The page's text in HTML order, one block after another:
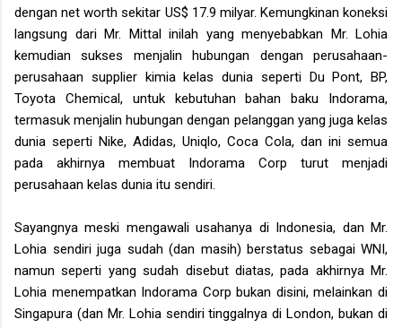
dengan net worth sekitar US$ 17.9 milyar. Kemungkinan koneksi
langsung dari Mr. Mittal inilah yang menyebabkan Mr. Lohia
kemudian sukses menjalin hubungan dengan perusahaan-
perusahaan supplier kimia kelas dunia seperti Du Pont, BP,
Toyota Chemical, untuk kebutuhan bahan baku Indorama,
termasuk menjalin hubungan dengan pelanggan yang juga kelas
dunia seperti Nike, Adidas, Uniqlo, Coca Cola, dan ini semua
pada akhirnya membuat Indorama Corp turut menjadi
perusahaan kelas dunia itu sendiri.
Sayangnya meski mengawali usahanya di Indonesia, dan Mr.
Lohia sendiri juga sudah (dan masih) berstatus sebagai WNI,
namun seperti yang sudah disebut diatas, pada akhirnya Mr.
Lohia menempatkan Indorama Corp bukan disini, melainkan di
Singapura (dan Mr. Lohia sendiri tinggalnya di London, bukan di